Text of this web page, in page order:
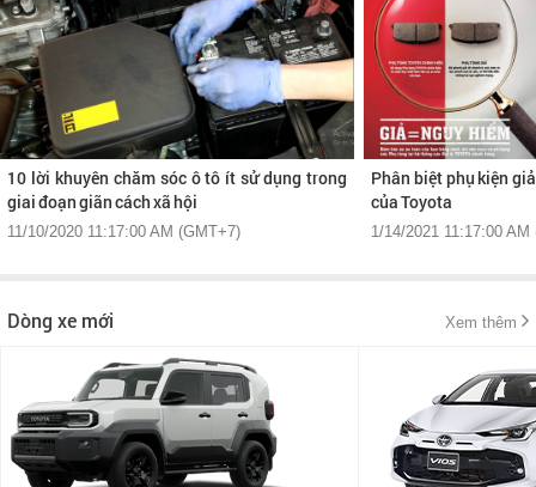
10 lời khuyên chăm sóc ô tô ít sử dụng trong
giai đoạn giãn cách xã hội
11/10/2020 11:17:00 AM (GMT+7)
Phân biệt phụ kiện
của Toyota
1/14/2021 11:17:00 AM
Dòng xe mới Xem thêm